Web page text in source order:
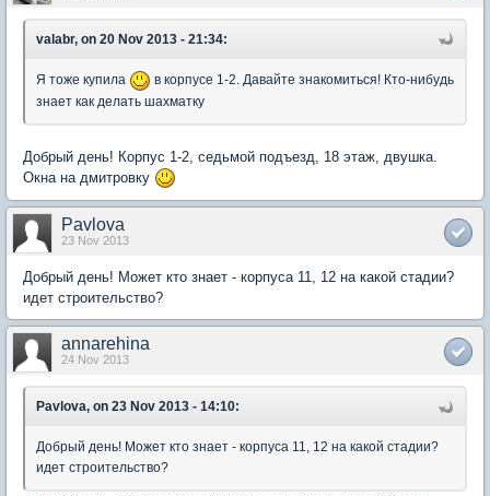
valabr, on 20 Nov 2013 - 21:34:
Я тоже купила
в корпусе 1-2. Давайте знакомиться! Кто-нибудь
знает как делать шахматку
Добрый день! Корпус 1-2, седьмой подъезд, 18 этаж, двушка.
Окна на дмитровку
Pavlova
23 Nov 2013
Добрый день! Может кто знает - корпуса 11, 12 на какой стадии?
идет строительство?
annarehina
24 Nov 2013
Pavlova, on 23 Nov 2013 - 14:10:
Добрый день! Может кто знает - корпуса 11, 12 на какой стадии?
идет строительство?